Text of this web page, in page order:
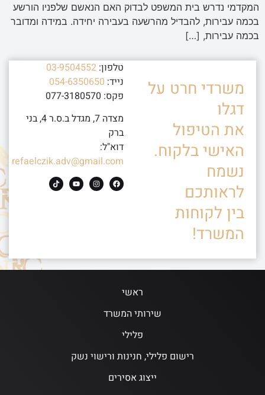
המקדמי נדרש בית המשפט לבדוק האם הנאשם שלפניו הורשע
בכמה עבירות, להבדיל מהרשעה בעבירה יחידה. במידה ומדובר
בכמה עבירות, […]
משרדי חרט על
דגלו
את הטיפול
האישי בלקוח.
נשמח
לראותכם
בין לקוחות
המשרד!
טלפון: 03-9504552
נייד: 054-6350650
פקס: 077-3180570
מצדה 7, מגדל ב.ס.ר 4, בני
ברק
דוא"ל:
refaelczik.adv@gmail.com
ראשי
שירותי המשרד
פלילי
רישום פלילי, חנינות ורישוי נשק
ייצוג אסירים